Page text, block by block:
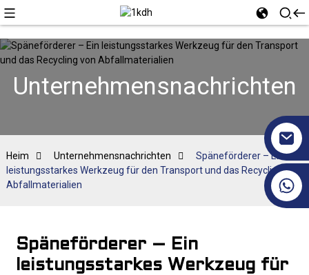
Unternehmensnachrichten
Heim Unternehmensnachrichten
Späneförderer – Ein
leistungsstarkes Werkzeug für den Transport und das Recycling von
Abfallmaterialien
Späneförderer – Ein
leistungsstarkes Werkzeug für